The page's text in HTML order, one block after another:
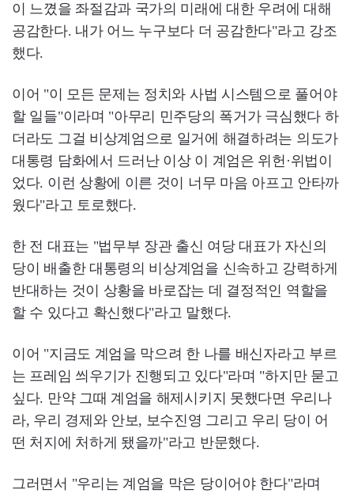
이 느꼈을 좌절감과 국가의 미래에 대한 우려에 대해
공감한다. 내가 어느 누구보다 더 공감한다"라고 강조
했다.
이어 "이 모든 문제는 정치와 사법 시스템으로 풀어야
할 일들"이라며 "아무리 민주당의 폭거가 극심했다 하
더라도 그걸 비상계엄으로 일거에 해결하려는 의도가
대통령 담화에서 드러난 이상 이 계엄은 위헌·위법이
었다. 이런 상황에 이른 것이 너무 마음 아프고 안타까
웠다"라고 토로했다.
한 전 대표는 "법무부 장관 출신 여당 대표가 자신의
당이 배출한 대통령의 비상계엄을 신속하고 강력하게
반대하는 것이 상황을 바로잡는 데 결정적인 역할을
할 수 있다고 확신했다"라고 말했다.
이어 "지금도 계엄을 막으려 한 나를 배신자라고 부르
는 프레임 씌우기가 진행되고 있다"라며 "하지만 묻고
싶다. 만약 그때 계엄을 해제시키지 못했다면 우리나
라, 우리 경제와 안보, 보수진영 그리고 우리 당이 어
떤 처지에 처하게 됐을까"라고 반문했다.
그러면서 "우리는 계엄을 막은 당이어야 한다"라며